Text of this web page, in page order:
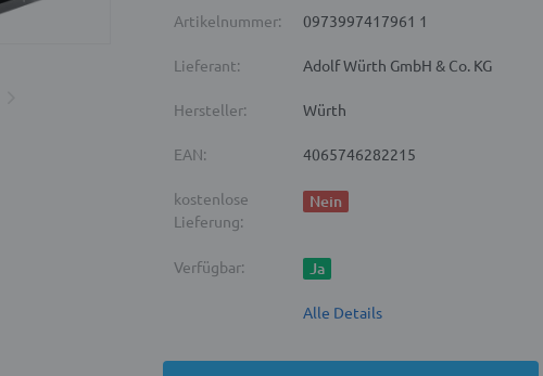
Artikelnummer: 0973997417961 1
Lieferant: Adolf Würth GmbH & Co. KG
Hersteller: Würth
EAN: 4065746282215
kostenlose
Lieferung:
Nein
Verfügbar: Ja
Alle Details